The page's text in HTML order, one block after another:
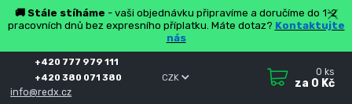
🚚 Stále stíháme - vaši objednávku připravíme a doručíme do 1-2
pracovních dnů bez expresního příplatku. Máte dotaz? Kontaktujte
nás
CZK
+420 777 979 111
+420 380 071 380
info@redx.cz
0 ks
za 0 Kč